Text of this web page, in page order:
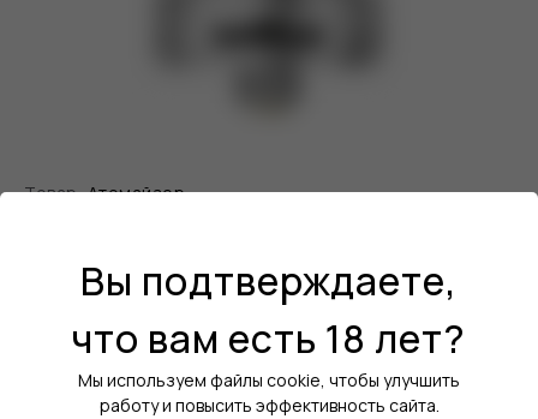
Товар:Атомайзер
Стальной
Диаметр посадки:25 мм
Вы подтверждаете,
что вам есть 18 лет?
Мы используем файлы cookie, чтобы улучшить
работу и повысить эффективность сайта.